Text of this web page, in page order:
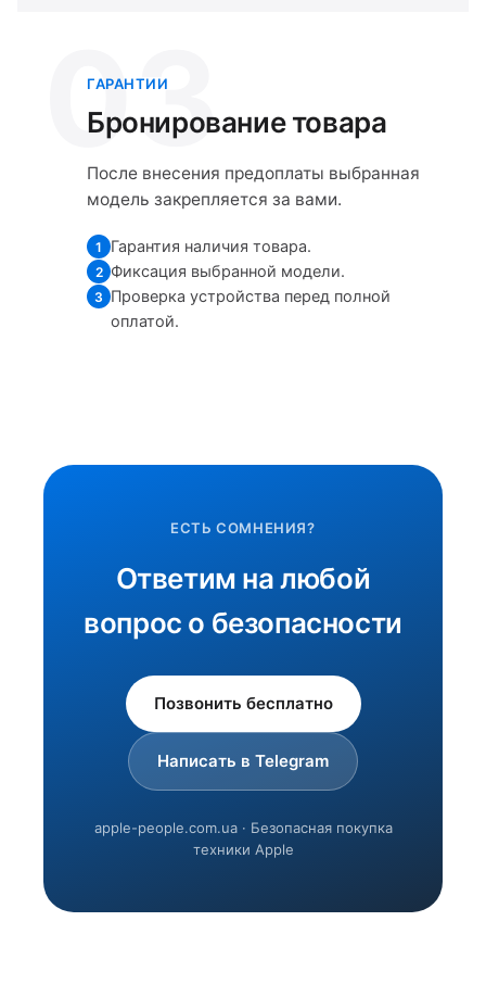
03
ГАРАНТИИ
Бронирование товара
После внесения предоплаты выбранная
модель закрепляется за вами.
1 Гарантия наличия товара.
2 Фиксация выбранной модели.
3 Проверка устройства перед полной
оплатой.
ЕСТЬ СОМНЕНИЯ?
Ответим на любой
вопрос о безопасности
Позвонить бесплатно
Написать в Telegram
apple-people.com.ua · Безопасная покупка
техники Apple